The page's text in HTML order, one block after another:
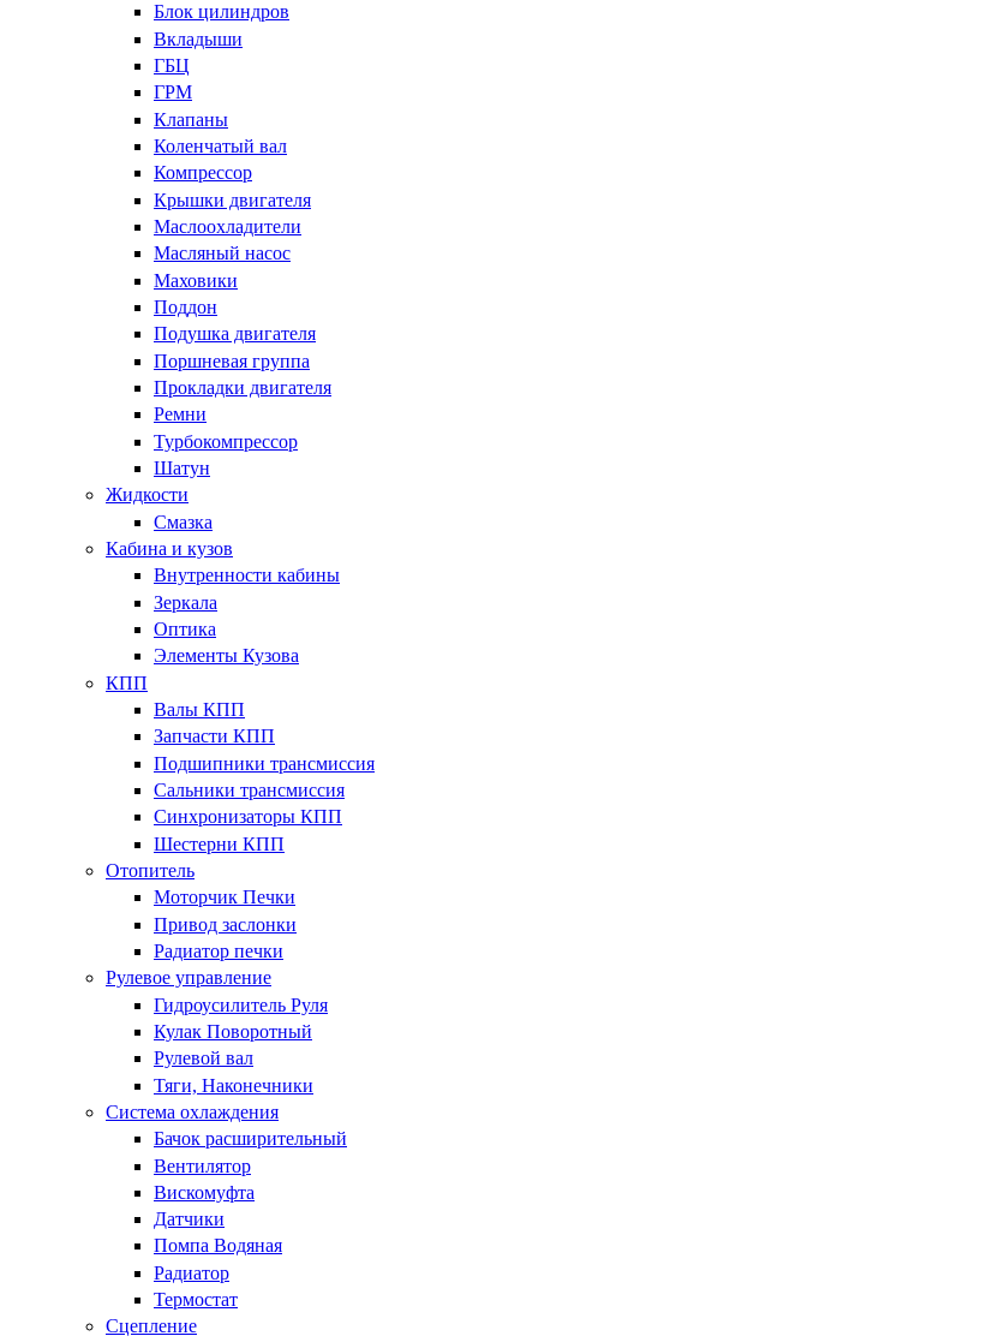
Блок цилиндров
Вкладыши
ГБЦ
ГРМ
Клапаны
Коленчатый вал
Компрессор
Крышки двигателя
Маслоохладители
Масляный насос
Маховики
Поддон
Подушка двигателя
Поршневая группа
Прокладки двигателя
Ремни
Турбокомпрессор
Шатун
Жидкости
Смазка
Кабина и кузов
Внутренности кабины
Зеркала
Оптика
Элементы Кузова
КПП
Валы КПП
Запчасти КПП
Подшипники трансмиссия
Сальники трансмиссия
Синхронизаторы КПП
Шестерни КПП
Отопитель
Моторчик Печки
Привод заслонки
Радиатор печки
Рулевое управление
Гидроусилитель Руля
Кулак Поворотный
Рулевой вал
Тяги, Наконечники
Система охлаждения
Бачок расширительный
Вентилятор
Вискомуфта
Датчики
Помпа Водяная
Радиатор
Термостат
Сцепление